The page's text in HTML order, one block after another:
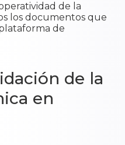
de la
los documentos que
de
de la
en